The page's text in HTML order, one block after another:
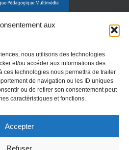
aux
nous utilisons des technologies
et/ou accéder aux informations des
ces technologies nous permettra de traiter
de navigation ou les ID uniques
ou de retirer son consentement peut
caractéristiques et fonctions.
Accepter
Refuser
Mention légales